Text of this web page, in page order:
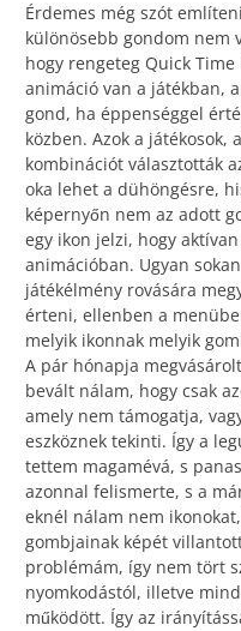
Érdemes még szót
különösebb gondom nem
hogy rengeteg Quick
animáció van a játékban,
gond, ha éppenséggel
közben. Azok a játékosok,
kombinációt választották
oka lehet a dühöngésre,
képernyőn nem az adott
egy ikon jelzi, hogy
animációban. Ugyan
játékélmény rovására
érteni, ellenben a
melyik ikonnak melyik
A pár hónapja
bevált nálam, hogy csak
amely nem támogatja,
eszköznek tekinti. Így a
tettem magamévá, s
azonnal felismerte, s a
eknél nálam nem
gombjainak képét
problémám, így nem tört
nyomkodástól, illetve
működött. Így az